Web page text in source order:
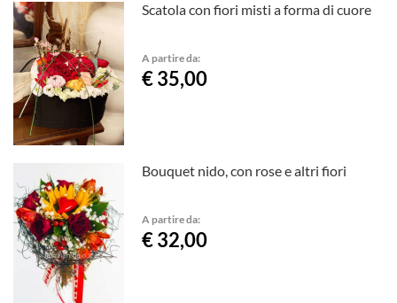
Scatola con fiori misti a forma di cuore
A partire da:
€ 35,00
Bouquet nido, con rose e altri fiori
A partire da:
€ 32,00